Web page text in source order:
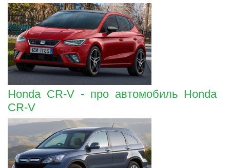
Honda CR-V - про автомобиль Honda
CR-V